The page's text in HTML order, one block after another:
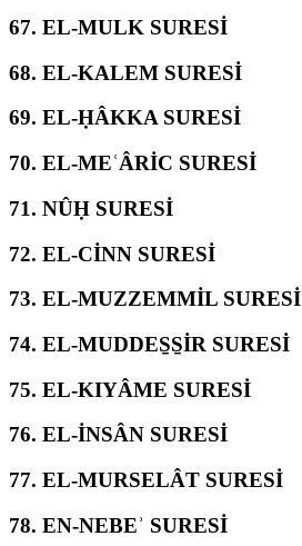
67. EL-MULK SURESİ
68. EL-KALEM SURESİ
69. EL-ḤÂKKA SURESİ
70. EL-MEʿÂRİC SURESİ
71. NÛḤ SURESİ
72. EL-CİNN SURESİ
73. EL-MUZZEMMİL SURESİ
74. EL-MUDDES̱S̱İR SURESİ
75. EL-KIYÂME SURESİ
76. EL-İNSÂN SURESİ
77. EL-MURSELÂT SURESİ
78. EN-NEBEʾ SURESİ